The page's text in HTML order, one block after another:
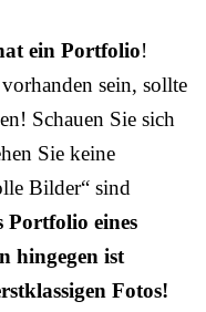
ein Portfolio!
sein, sollte
Schauen Sie sich
Sie keine
Bilder“ sind
Portfolio eines
hingegen ist
Fotos!